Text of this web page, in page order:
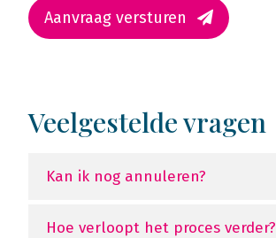
Aanvraag versturen
Veelgestelde vragen
Kan ik nog annuleren?
Hoe verloopt het proces verder?